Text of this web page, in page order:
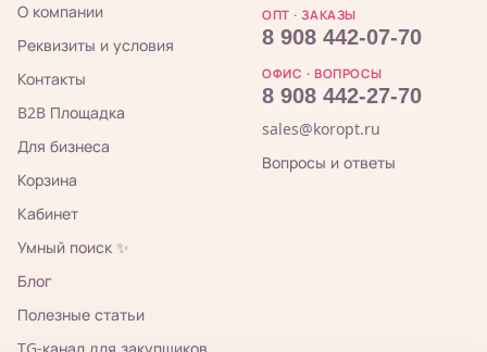
О компании
Реквизиты и условия
Контакты
B2B Площадка
Для бизнеса
Корзина
Кабинет
Умный поиск ✨
Блог
Полезные статьи
ОПТ · ЗАКАЗЫ
8 908 442-07-70
ОФИС · ВОПРОСЫ
8 908 442-27-70
sales@koropt.ru
Вопросы и ответы